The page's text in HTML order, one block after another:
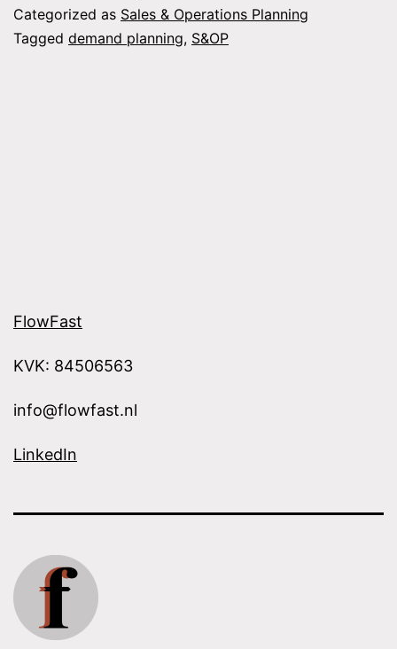
Categorized as Sales & Operations Planning
Tagged demand planning, S&OP
FlowFast
KVK: 84506563
info@flowfast.nl
LinkedIn